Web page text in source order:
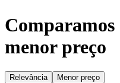
Comparamos
menor preço
Relevância Menor preço